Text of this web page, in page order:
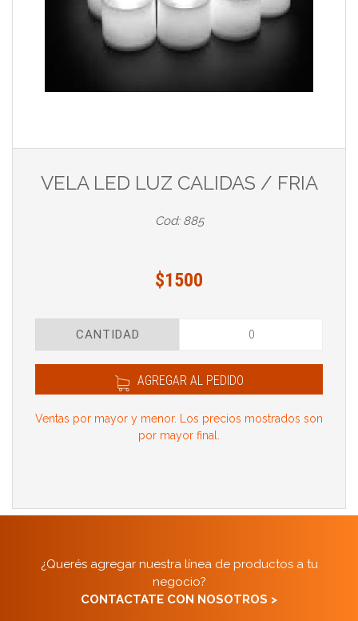
VELA LED LUZ CALIDAS / FRIA
Cod: 885
$1500
CANTIDAD
AGREGAR AL PEDIDO
Ventas por mayor y menor. Los precios mostrados son
por mayor final.
¿Querés agregar nuestra línea de productos a tu
negocio?
CONTACTATE CON NOSOTROS >